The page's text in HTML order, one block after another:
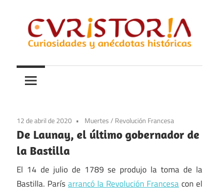
contenido
Curistoria
y
anécdotas
historia
12 de abril de 2020 Muertes/ Revolución Francesa
De Launay, el último gobernador de
la Bastilla
El 14 de julio de 1789 se produjo la toma de la
Bastilla. Parísarrancó la Revolución Francesacon el